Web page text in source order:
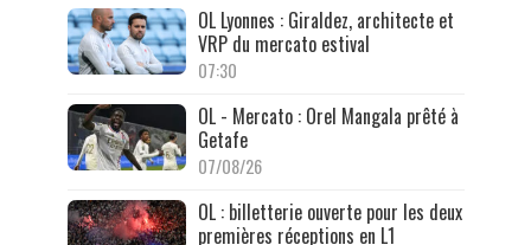
OL Lyonnes : Giraldez, architecte et
VRP du mercato estival
07:30
OL - Mercato : Orel Mangala prêté à
Getafe
07/08/26
OL : billetterie ouverte pour les deux
premières réceptions en L1